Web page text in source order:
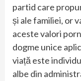
partid care
și ale familiei, or
aceste valori
dogme unice
viață este
albe din